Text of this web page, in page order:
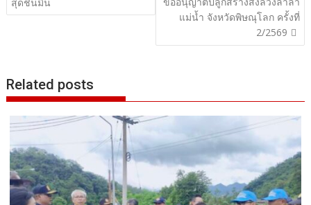
แม่น้ำ จังหวัดพิษณุโลก ครั้งที่
2/2569
Related posts